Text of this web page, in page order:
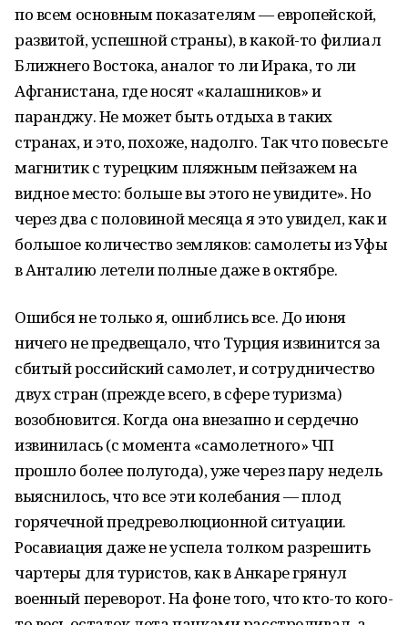
по всем основным показателям — европейской,
развитой, успешной страны), в какой-то филиал
Ближнего Востока, аналог то ли Ирака, то ли
Афганистана, где носят «калашников» и
паранджу. Не может быть отдыха в таких
странах, и это, похоже, надолго. Так что повесьте
магнитик с турецким пляжным пейзажем на
видное место: больше вы этого не увидите». Но
через два с половиной месяца я это увидел, как и
большое количество земляков: самолеты из Уфы
в Анталию летели полные даже в октябре.
Ошибся не только я, ошиблись все. До июня
ничего не предвещало, что Турция извинится за
сбитый российский самолет, и сотрудничество
двух стран (прежде всего, в сфере туризма)
возобновится. Когда она внезапно и сердечно
извинилась (с момента «самолетного» ЧП
прошло более полугода), уже через пару недель
выяснилось, что все эти колебания — плод
горячечной предреволюционной ситуации.
Росавиация даже не успела толком разрешить
чартеры для туристов, как в Анкаре грянул
военный переворот. На фоне того, что кто-то кого-